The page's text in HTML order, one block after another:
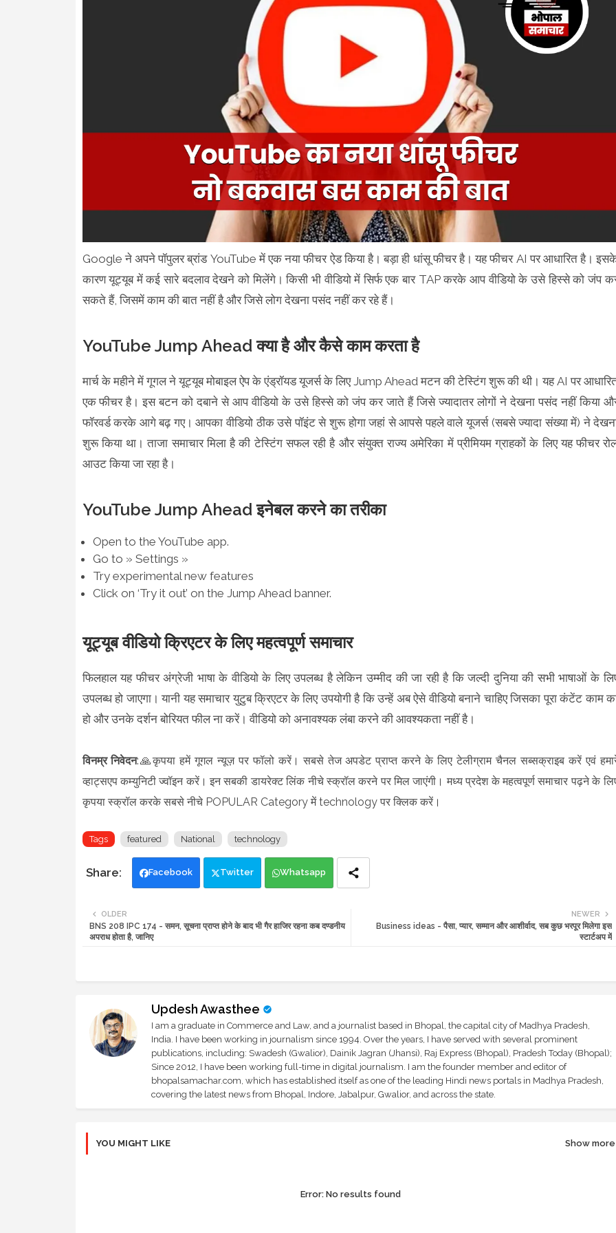
Google ने अपने पॉपुलर ब्रांड YouTube में एक नया फीचर ऐड किया है। बड़ा ही धांसू फीचर है। यह फीचर AI पर आधारित है।
कारण यूट्यूब में कई सारे बदलाव देखने को मिलेंगे। किसी भी वीडियो में सिर्फ एक बार TAP करके आप वीडियो के उसे हिस्से को जंप
सकते हैं, जिसमें काम की बात नहीं है और जिसे लोग देखना पसंद नहीं कर रहे हैं।
YouTube Jump Ahead क्या है और कैसे काम करता है
मार्च के महीने में गूगल ने यूट्यूब मोबाइल ऐप के एंड्रॉयड यूजर्स के लिए Jump Ahead मटन की टेस्टिंग शुरू की थी। यह AI पर
एक फीचर है। इस बटन को दबाने से आप वीडियो के उसे हिस्से को जंप कर जाते हैं जिसे ज्यादातर लोगों ने देखना पसंद नहीं किया
फॉरवर्ड करके आगे बढ़ गए। आपका वीडियो ठीक उसे पॉइंट से शुरू होगा जहां से आपसे पहले वाले यूजर्स (सबसे ज्यादा संख्या में) ने
शुरू किया था। ताजा समाचार मिला है की टेस्टिंग सफल रही है और संयुक्त राज्य अमेरिका में प्रीमियम ग्राहकों के लिए यह फीचर
आउट किया जा रहा है।
YouTube Jump Ahead इनेबल करने का तरीका
Open to the YouTube app.
Go to » Settings »
Try experimental new features
Click on ‘Try it out’ on the Jump Ahead banner.
यूट्यूब वीडियो क्रिएटर के लिए महत्वपूर्ण समाचार
फिलहाल यह फीचर अंग्रेजी भाषा के वीडियो के लिए उपलब्ध है लेकिन उम्मीद की जा रही है कि जल्दी दुनिया की सभी भाषाओं के
उपलब्ध हो जाएगा। यानी यह समाचार युटुब क्रिएटर के लिए उपयोगी है कि उन्हें अब ऐसे वीडियो बनाने चाहिए जिसका पूरा कंटेंट काम
हो और उनके दर्शन बोरियत फील ना करें। वीडियो को अनावश्यक लंबा करने की आवश्यकता नहीं है।
विनम्र निवेदन:🙏कृपया हमें गूगल न्यूज़ पर फॉलो करें। सबसे तेज अपडेट प्राप्त करने के लिए टेलीग्राम चैनल सब्सक्राइब करें एवं
व्हाट्सएप कम्युनिटी ज्वॉइन करें। इन सबकी डायरेक्ट लिंक नीचे स्क्रॉल करने पर मिल जाएंगी। मध्य प्रदेश के महत्वपूर्ण समाचार पढ़ने के
कृपया स्क्रॉल करके सबसे नीचे POPULAR Category में technology पर क्लिक करें।
Tags featured National technology
Facebook Twitter Whatsapp
NEWER
Business ideas - पैसा, प्यार, सम्मान और आशीर्वाद, सब कुछ भरपूर मिलेगा इस
स्टार्टअप में
OLDER
BNS 208 IPC 174 - समन, सूचना प्राप्त होने के बाद भी गैर हाजिर रहना कब दण्डनीय
अपराध होता है, जानिए
Updesh Awasthee
I am a graduate in Commerce and Law, and a journalist based in Bhopal, the capital city of Madhya Pradesh,
India. I have been working in journalism since 1994. Over the years, I have served with several prominent
publications, including: Swadesh (Gwalior), Dainik Jagran (Jhansi), Raj Express (Bhopal), Pradesh Today (Bhopal);
Since 2012, I have been working full-time in digital journalism. I am the founder member and editor of
bhopalsamachar.com, which has established itself as one of the leading Hindi news portals in Madhya Pradesh,
covering the latest news from Bhopal, Indore, Jabalpur, Gwalior, and across the state.
YOU MIGHT LIKE Show more
Error:No results found